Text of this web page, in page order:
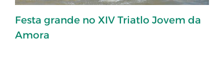
Festa grande no XIV Triatlo Jovem da
Amora